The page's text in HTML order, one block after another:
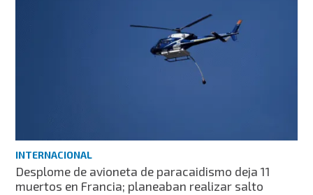
INTERNACIONAL
Desplome de avioneta de paracaidismo deja 11
muertos en Francia; planeaban realizar salto